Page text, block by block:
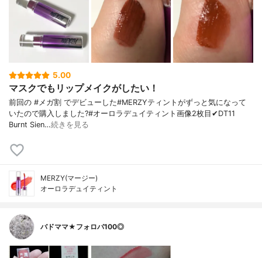
5.00
マスクでもリップメイクがしたい！
前回の #メガ割 でデビューした#MERZYティントがずっと気になって
いたので購入しました?#オーロラデュイティント画像2枚目✔︎DT11
Burnt Sien…続きを見る
MERZY(マージー)
オーロラデュイティント
バドママ★フォロバ100◎